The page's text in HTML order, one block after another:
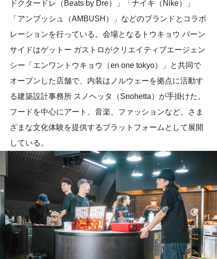
ドクタードレ（Beats by Dre）」「ナイキ（Nike）」
「アンブッシュ（AMBUSH）」などのブランドとコラボ
レーションを行っている。会場となるトウキョウ バーン
サイドはゲットー ガストロがクリエイティブエージェン
シー「エンワントウキョウ（en one tokyo）」と共同で
オープンした店舗で、内装はノルウェーを拠点に活動す
る建築設計事務所 スノヘッタ（Snohetta）が手掛けた。
フードを中心にアート、音楽、ファッションなど、さま
ざまな文化体験を提供するプラットフォームとして展開
している。